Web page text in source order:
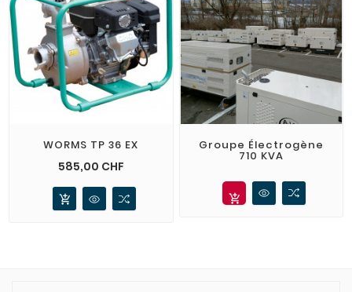
WORMS TP 36 EX
585,00 CHFPrix
add_shopping_cart
Groupe Électrogène
710 KVA
add_shopping_cart